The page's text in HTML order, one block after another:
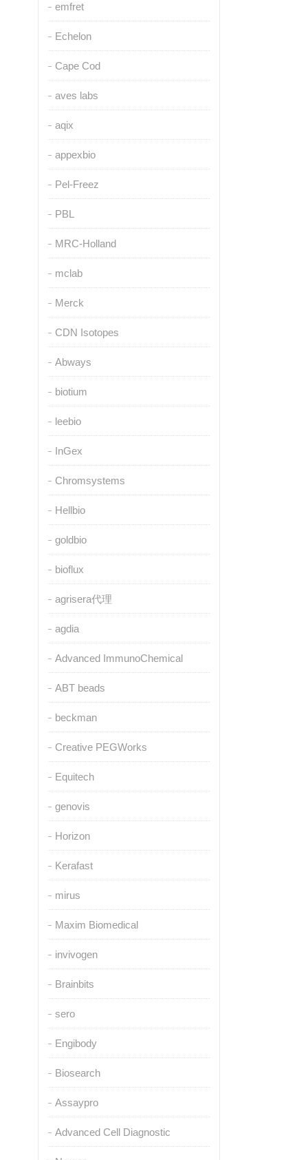
emfret
Echelon
Cape Cod
aves labs
aqix
appexbio
Pel-Freez
PBL
MRC-Holland
mclab
Merck
CDN Isotopes
Abways
biotium
leebio
InGex
Chromsystems
Hellbio
goldbio
bioflux
agrisera代理
agdia
Advanced ImmunoChemical
ABT beads
beckman
Creative PEGWorks
Equitech
genovis
Horizon
Kerafast
mirus
Maxim Biomedical
invivogen
Brainbits
sero
Engibody
Biosearch
Assaypro
Advanced Cell Diagnostic